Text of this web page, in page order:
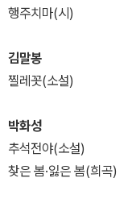
행주치마(시)
김말봉
찔레꼿(소설)
박화성
추석전야(소설)
찾은 봄·잃은 봄(희곡)